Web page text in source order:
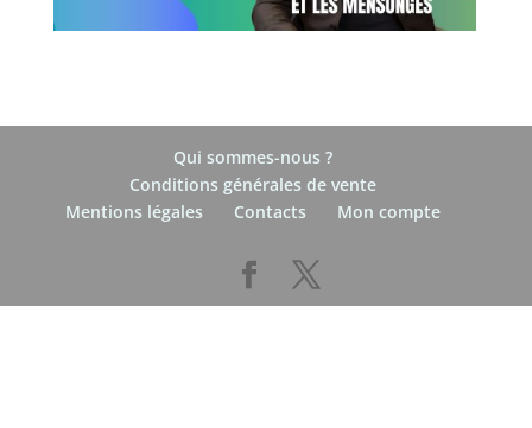
Qui sommes-nous ?
Conditions générales de vente
Mentions légales
Contacts Mon compte